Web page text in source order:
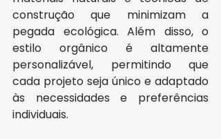
construção que minimizam a
pegada ecológica. Além disso, o
estilo orgânico é altamente
personalizável, permitindo que
cada projeto seja único e adaptado
às necessidades e preferências
individuais.